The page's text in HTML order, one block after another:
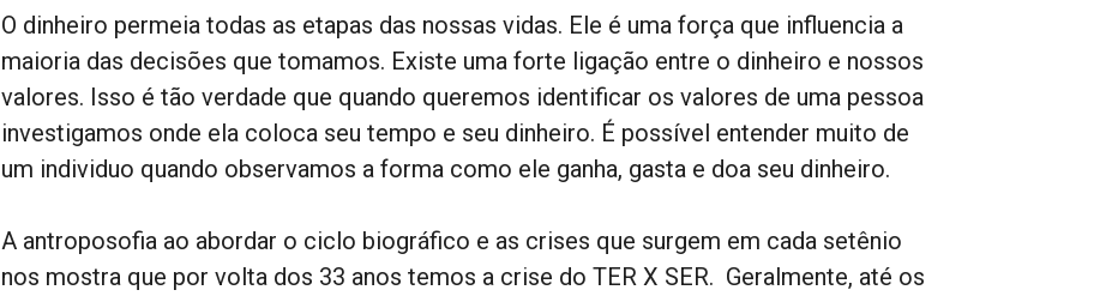
O dinheiro permeia todas as etapas das nossas vidas. Ele é uma força que influencia a
maioria das decisões que tomamos. Existe uma forte ligação entre o dinheiro e nossos
valores. Isso é tão verdade que quando queremos identificar os valores de uma pessoa
investigamos onde ela coloca seu tempo e seu dinheiro. É possível entender muito de
um individuo quando observamos a forma como ele ganha, gasta e doa seu dinheiro.
A antroposofia ao abordar o ciclo biográfico e as crises que surgem em cada setênio
nos mostra que por volta dos 33 anos temos a crise do TER X SER. Geralmente, até os